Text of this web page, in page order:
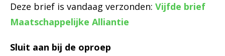
Deze brief is vandaag verzonden: Vijfde brief
Maatschappelijke Alliantie
Sluit aan bij de oproep